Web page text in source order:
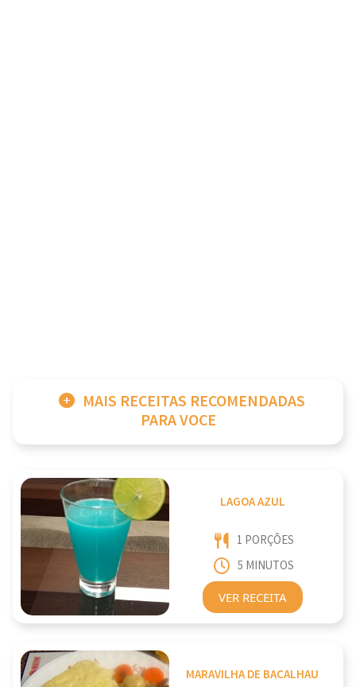
MAIS RECEITAS RECOMENDADAS
PARA VOCE
LAGOA AZUL
1 PORÇÕES
5 MINUTOS
VER RECEITA
MARAVILHA DE BACALHAU